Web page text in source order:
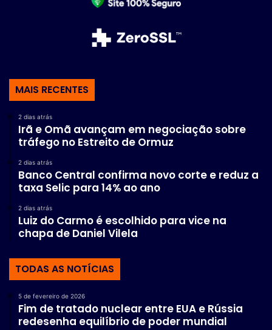
MAIS RECENTES
2 dias atrás
Irã e Omã avançam em negociação sobre
tráfego no Estreito de Ormuz
2 dias atrás
Banco Central confirma novo corte e reduz a
taxa Selic para 14% ao ano
2 dias atrás
Luiz do Carmo é escolhido para vice na
chapa de Daniel Vilela
TODAS AS NOTÍCIAS
5 de fevereiro de 2026
Fim de tratado nuclear entre EUA e Rússia
redesenha equilíbrio de poder mundial